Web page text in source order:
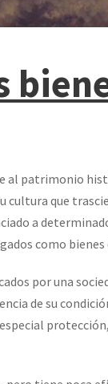
al patrimonio
cultura que
a
como
por una
de su